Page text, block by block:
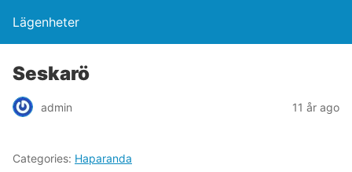
Lägenheter
Seskarö
admin 11 år ago
Categories: Haparanda